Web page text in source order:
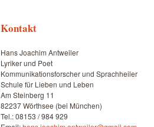
Kontakt
Hans Joachim Antweiler
Lyriker und Poet
Kommunikationsforscher und Sprachheiler
Schule für Lieben und Leben
Am Steinberg 11
82237 Wörthsee (bei München)
Tel.: 08153 / 984 929